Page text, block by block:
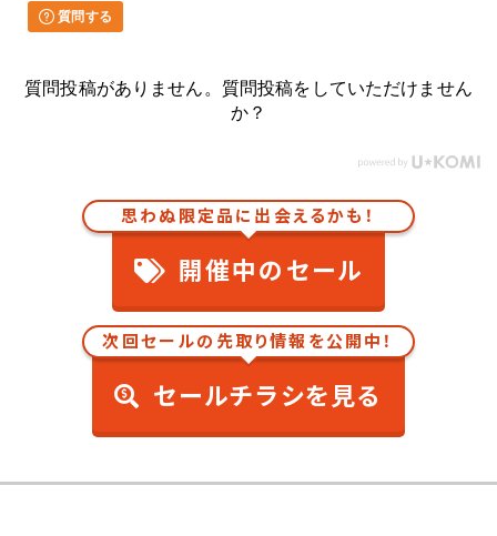
質問する
質問投稿がありません。質問投稿をしていただけません
か？
思わぬ限定品に出会えるかも！
開催中のセール
次回セールの先取り情報を公開中！
セールチラシを見る